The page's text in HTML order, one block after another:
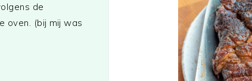
de
oven. (bij mij was